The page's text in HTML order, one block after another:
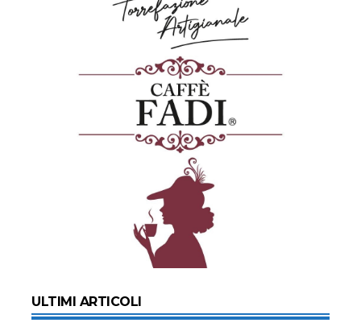
ULTIMI ARTICOLI